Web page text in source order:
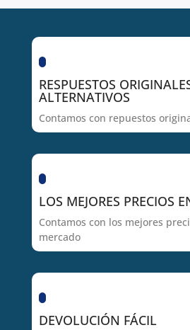
RESPUESTOS
ALTERNATIVOS
Contamos con repuestos
LOS MEJORES PRECIOS
Contamos con los mejores
mercado
DEVOLUCIÓN FÁCIL